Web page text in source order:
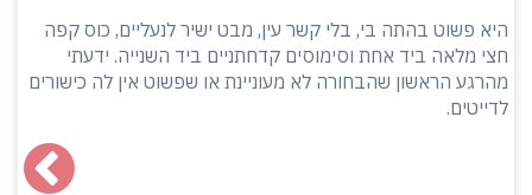
היא פשוט בהתה בי, בלי קשר עין, מבט ישיר לנעליים, כוס קפה
חצי מלאה ביד אחת וסימוסים קדחתניים ביד השנייה. ידעתי
מהרגע הראשון שהבחורה לא מעוניינת או שפשוט אין לה כישורים
לדייטים.